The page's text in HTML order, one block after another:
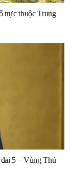
trực thuộc Trung
5 – Vùng Thủ